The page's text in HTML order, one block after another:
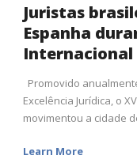
Juristas
Espanha
Internacional
Promovido
Excelência Jurídica, o
movimentou a cidade
Learn More